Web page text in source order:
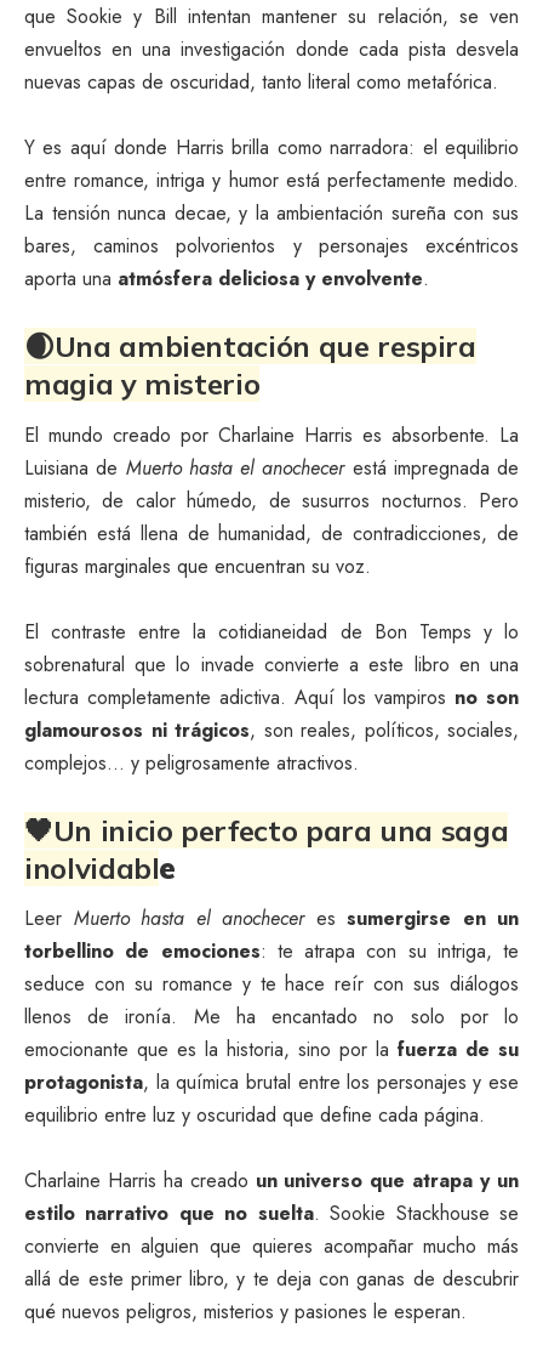
que Sookie y Bill intentan mantener su relación, se ven
envueltos en una investigación donde cada pista desvela
nuevas capas de oscuridad, tanto literal como metafórica.
Y es aquí donde Harris brilla como narradora: el equilibrio
entre romance, intriga y humor está perfectamente medido.
La tensión nunca decae, y la ambientación sureña con sus
bares, caminos polvorientos y personajes excéntricos
aporta una atmósfera deliciosa y envolvente.
🌒Una ambientación que respira
magia y misterio
El mundo creado por Charlaine Harris es absorbente. La
Luisiana de Muerto hasta el anochecerestá impregnada de
misterio, de calor húmedo, de susurros nocturnos. Pero
también está llena de humanidad, de contradicciones, de
figuras marginales que encuentran su voz.
El contraste entre la cotidianeidad de Bon Temps y lo
sobrenatural que lo invade convierte a este libro en una
lectura completamente adictiva. Aquí los vampiros no son
glamourosos ni trágicos, son reales, políticos, sociales,
complejos… y peligrosamente atractivos.
🖤Un inicio perfecto para una saga
inolvidable
Leer Muerto hasta el anocheceres sumergirse en un
torbellino de emociones: te atrapa con su intriga, te
seduce con su romance y te hace reír con sus diálogos
llenos de ironía. Me ha encantado no solo por lo
emocionante que es la historia, sino por la fuerza de su
protagonista, la química brutal entre los personajes y ese
equilibrio entre luz y oscuridad que define cada página.
Charlaine Harris ha creado un universo que atrapa y un
estilo narrativo que no suelta. Sookie Stackhouse se
convierte en alguien que quieres acompañar mucho más
allá de este primer libro, y te deja con ganas de descubrir
qué nuevos peligros, misterios y pasiones le esperan.